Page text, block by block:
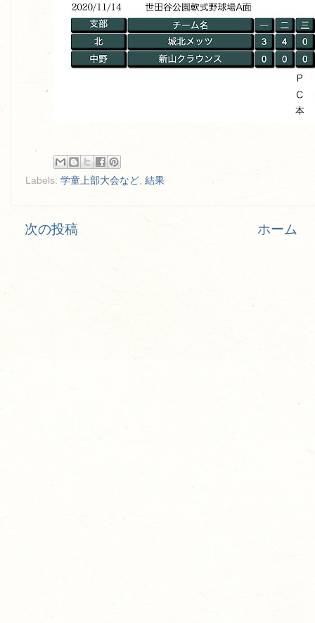
Labels: 学童上部大会など, 結果
次の投稿 ホーム